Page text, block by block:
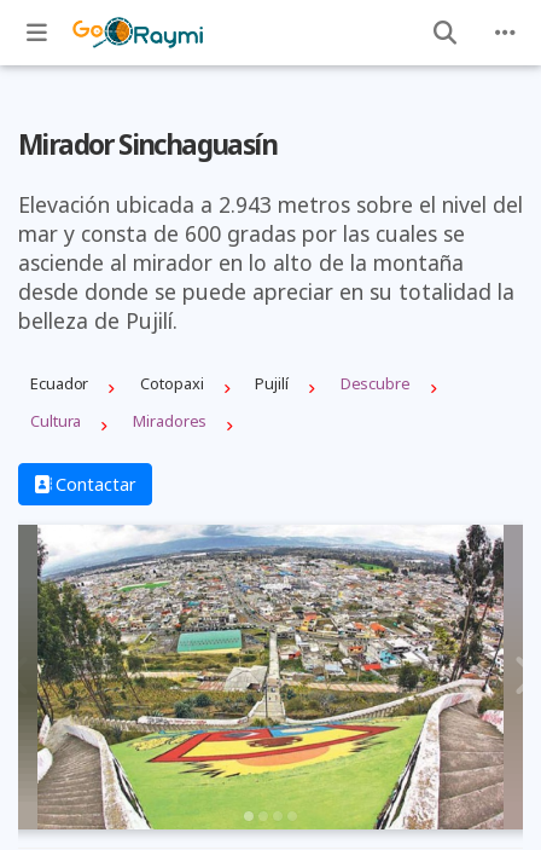
Mirador Sinchaguasín
Elevación ubicada a 2.943 metros sobre el nivel del
mar y consta de 600 gradas por las cuales se
asciende al mirador en lo alto de la montaña
desde donde se puede apreciar en su totalidad la
belleza de Pujilí.
Ecuador Cotopaxi Pujilí
Descubre
Cultura
Miradores
Contactar
Previous